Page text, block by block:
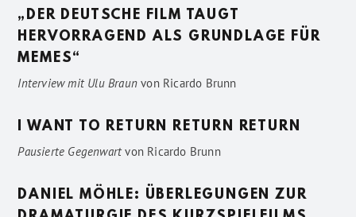
„DER DEUTSCHE FILM TAUGT
HERVORRAGEND ALS GRUNDLAGE FÜR
MEMES“
Interview mit Ulu Braun von Ricardo Brunn
I WANT TO RETURN RETURN RETURN
Pausierte Gegenwartvon Ricardo Brunn
DANIEL MÖHLE: ÜBERLEGUNGEN ZUR